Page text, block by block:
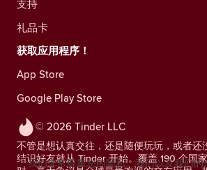
© 2026 Tinder LLC
不管是想认真交往，还是随便玩玩，或者还
结识好友就从 Tinder 开始。覆盖 190 个国
支持
礼品卡
获取应用程序！
App Store
Google Play Store
我们非常尊重您的隐私。我们以及我们